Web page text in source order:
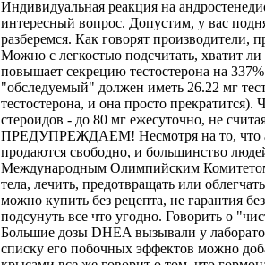
Индивидуальная реакция на
интересный вопрос. Допустим, у вас
разберемся. Как говорят производители,
Можно с легкостью подсчитать, хватит
повышает секрецию тестостерона на
"обследуемый" должен иметь 26.22 мг
тестостерона, и она просто
стероидов - до 80 мг ежесуточно, не
ПРЕДУПРЕЖДАЕМ! Несмотря на то, что
продаются свободно, и большинство
Международным Олимпийским Комитетом.
тела, лечить, предотвращать или
можно купить без рецепта, не гарантия
подсунуть все что угодно. Говорить о
Большие дозы DHEA вызывали у
списку его побочных эффектов можно